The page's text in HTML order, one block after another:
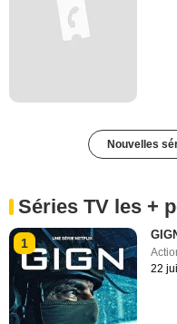
Nouvelles
Séries TV les +
1
22